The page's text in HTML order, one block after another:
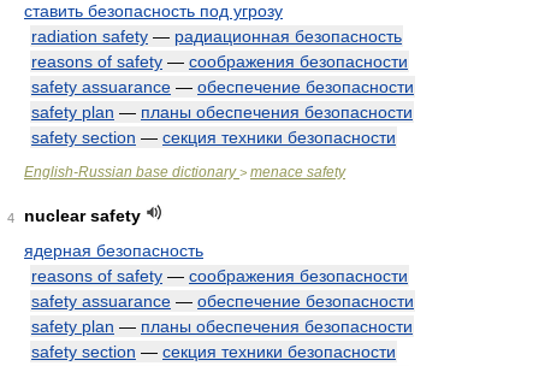
ставить безопасность под угрозу
radiation safety — радиационная безопасность
reasons of safety — соображения безопасности
safety assuarance — обеспечение безопасности
safety plan — планы обеспечения безопасности
safety section — секция техники безопасности
English-Russian base dictionary> menace safety
4
nuclear safety
ядерная безопасность
reasons of safety — соображения безопасности
safety assuarance — обеспечение безопасности
safety plan — планы обеспечения безопасности
safety section — секция техники безопасности